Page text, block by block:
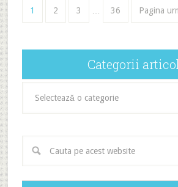
1 2 3 36 Pagina
Categorii
articole